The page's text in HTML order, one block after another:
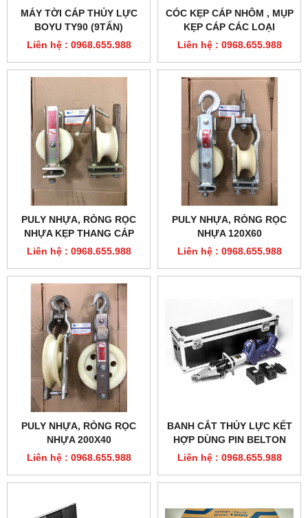
MÁY TỜI CÁP THỦY LỰC
BOYU TY90 (9TẤN)
Liên hệ : 0968.655.988
CÓC KẸP CÁP NHÔM , MỤP
KẸP CÁP CÁC LOẠI
Liên hệ : 0968.655.988
PULY NHỰA, RÒNG RỌC
NHỰA KẸP THANG CÁP
120X60
Liên hệ : 0968.655.988
PULY NHỰA, RÒNG RỌC
NHỰA 120X60
Liên hệ : 0968.655.988
PULY NHỰA, RÒNG RỌC
NHỰA 200X40
Liên hệ : 0968.655.988
BANH CẮT THỦY LỰC KẾT
HỢP DÙNG PIN BELTON
SC357-E
Liên hệ : 0968.655.988